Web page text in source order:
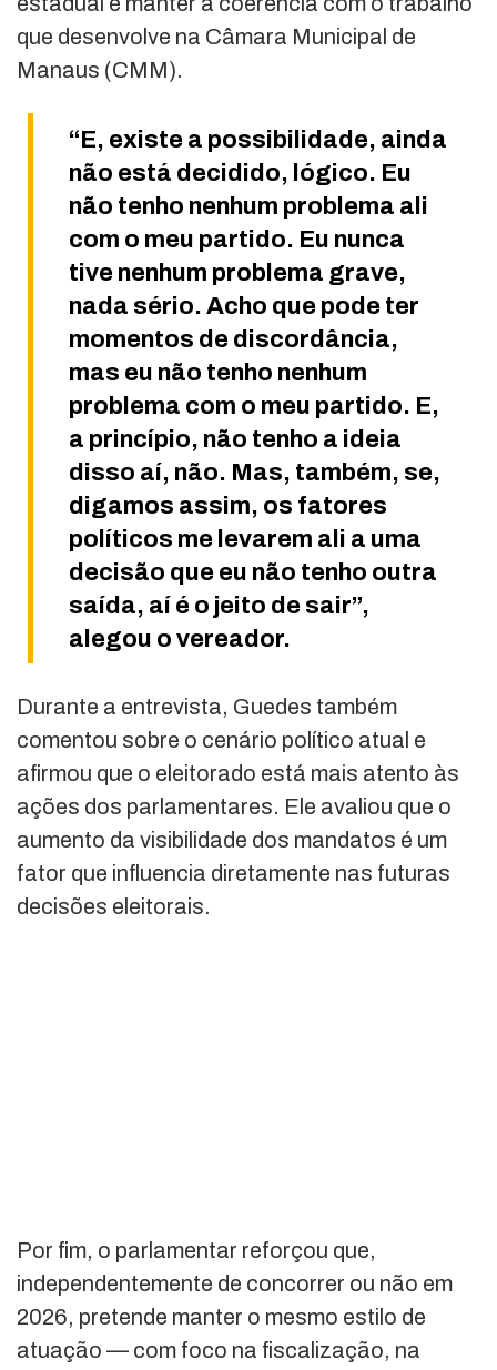
que desenvolve na Câmara Municipal de
Manaus (CMM).
“E, existe a possibilidade, ainda
não está decidido, lógico. Eu
não tenho nenhum problema ali
com o meu partido. Eu nunca
tive nenhum problema grave,
nada sério. Acho que pode ter
momentos de discordância,
mas eu não tenho nenhum
problema com o meu partido. E,
a princípio, não tenho a ideia
disso aí, não. Mas, também, se,
digamos assim, os fatores
políticos me levarem ali a uma
decisão que eu não tenho outra
saída, aí é o jeito de sair”,
alegou o vereador.
Durante a entrevista, Guedes também
comentou sobre o cenário político atual e
afirmou que o eleitorado está mais atento às
ações dos parlamentares. Ele avaliou que o
aumento da visibilidade dos mandatos é um
fator que influencia diretamente nas futuras
decisões eleitorais.
Por fim, o parlamentar reforçou que,
independentemente de concorrer ou não em
2026, pretende manter o mesmo estilo de
atuação — com foco na fiscalização, na